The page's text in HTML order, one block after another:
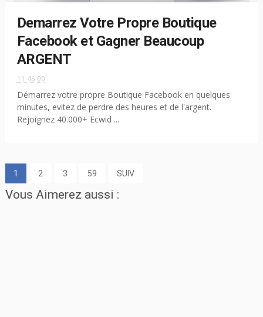
Demarrez Votre Propre Boutique
Facebook et Gagner Beaucoup
ARGENT
11:46:00
Démarrez votre propre Boutique Facebook en quelques
minutes, evitez de perdre des heures et de l'argent.
Rejoignez 40.000+ Ecwid ...
1 2 3 59 SUIV
Vous Aimerez aussi :